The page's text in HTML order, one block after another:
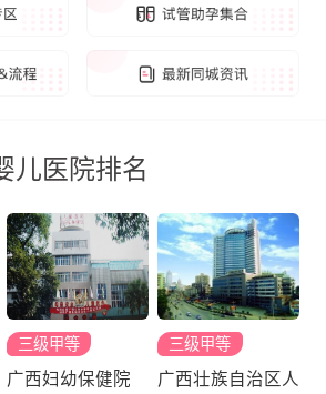
儿医院排名
三级甲等
广西妇幼保健院
三级甲等
广西壮族自治区人